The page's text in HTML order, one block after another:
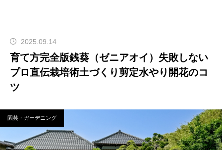
2025.09.14
育て方完全版銭葵（ゼニアオイ）失敗しない
プロ直伝栽培術土づくり剪定水やり開花のコ
ツ
園芸・ガーデニング